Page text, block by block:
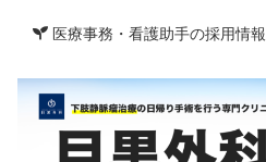
医療事務・看護助手の採用情報